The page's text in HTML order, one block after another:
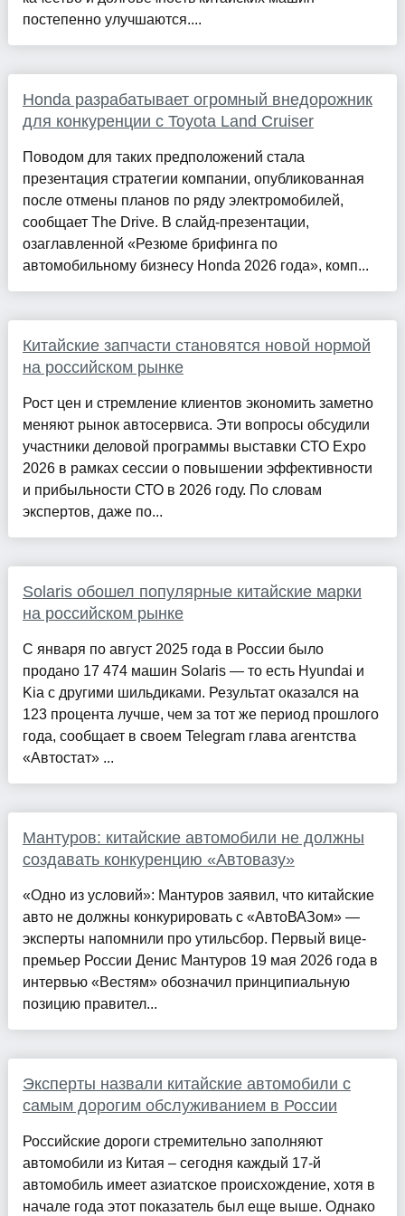
постепенно улучшаются....
Honda разрабатывает огромный внедорожник
для конкуренции с Toyota Land Cruiser
Поводом для таких предположений стала
презентация стратегии компании, опубликованная
после отмены планов по ряду электромобилей,
сообщает The Drive. В слайд-презентации,
озаглавленной «Резюме брифинга по
автомобильному бизнесу Honda 2026 года», комп...
Китайские запчасти становятся новой нормой
на российском рынке
Рост цен и стремление клиентов экономить заметно
меняют рынок автосервиса. Эти вопросы обсудили
участники деловой программы выставки СТО Expo
2026 в рамках сессии о повышении эффективности
и прибыльности СТО в 2026 году. По словам
экспертов, даже по...
Solaris обошел популярные китайские марки
на российском рынке
С января по август 2025 года в России было
продано 17 474 машин Solaris — то есть Hyundai и
Kia с другими шильдиками. Результат оказался на
123 процента лучше, чем за тот же период прошлого
года, сообщает в своем Telegram глава агентства
«Автостат» ...
Мантуров: китайские автомобили не должны
создавать конкуренцию «Автовазу»
«Одно из условий»: Мантуров заявил, что китайские
авто не должны конкурировать с «АвтоВАЗом» —
эксперты напомнили про утильсбор. Первый вице-
премьер России Денис Мантуров 19 мая 2026 года в
интервью «Вестям» обозначил принципиальную
позицию правител...
Эксперты назвали китайские автомобили с
самым дорогим обслуживанием в России
Российские дороги стремительно заполняют
автомобили из Китая – сегодня каждый 17-й
автомобиль имеет азиатское происхождение, хотя в
начале года этот показатель был еще выше. Однако